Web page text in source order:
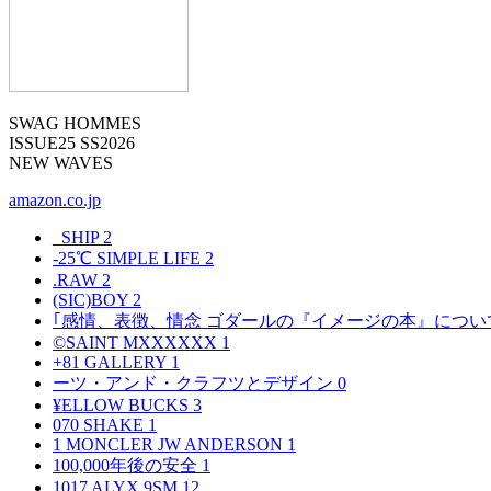
SWAG HOMMES
ISSUE25 SS2026
NEW WAVES
amazon.co.jp
_SHIP 2
-25℃ SIMPLE LIFE 2
.RAW 2
(SIC)BOY 2
｢感情、表徴、情念 ゴダールの『イメージの本』につ
©SAINT MXXXXXX 1
+81 GALLERY 1
ーツ・アンド・クラフツとデザイン 0
¥ELLOW BUCKS 3
070 SHAKE 1
1 MONCLER JW ANDERSON 1
100,000年後の安全 1
1017 ALYX 9SM 12